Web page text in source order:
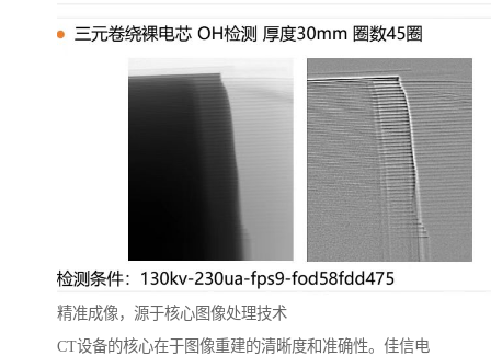
精准成像，源于核心图像处理技术
CT设备的核心在于图像重建的清晰度和准确性。佳信电